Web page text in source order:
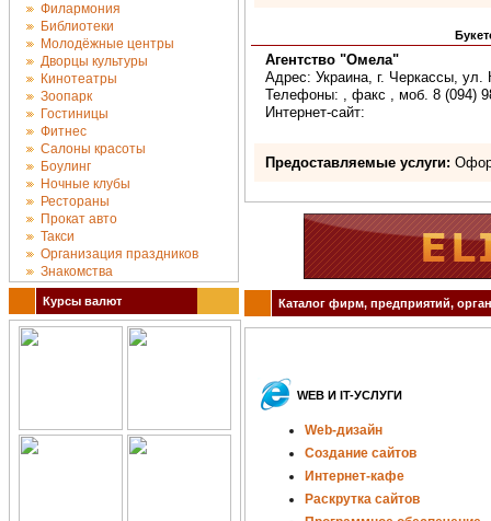
Филармония
Библиотеки
Молодёжные центры
Дворцы культуры
Кинотеатры
Зоопарк
Гостиницы
Фитнес
Салоны красоты
Боулинг
Ночные клубы
Рестораны
Прокат авто
Такси
Организация праздников
Знакомства
Курсы валют
Агентство "Омела"
Адрес: Украина, г. Черкассы, ул.
Телефоны: , факс , моб. 8 (094)
Интернет-сайт:
Предоставляемые услуги:
Каталог фирм, предприятий,
WEB И IT-УСЛУГИ
Web-дизайн
Создание сайтов
Интернет-кафе
Раскрутка сайтов